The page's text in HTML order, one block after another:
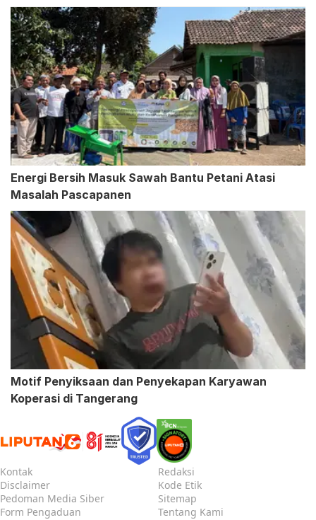
Energi Bersih Masuk Sawah Bantu Petani Atasi
Masalah Pascapanen
Motif Penyiksaan dan Penyekapan Karyawan
Koperasi di Tangerang
Kontak
Redaksi
Disclaimer
Kode Etik
Pedoman Media Siber
Sitemap
Form Pengaduan
Tentang Kami